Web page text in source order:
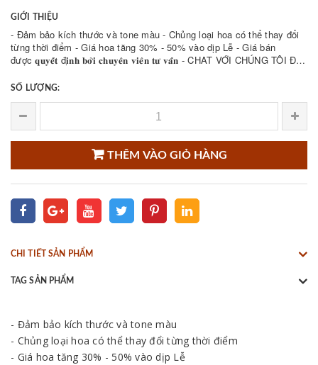
GIỚI THIỆU
- Đảm bảo kích thước và tone màu - Chủng loại hoa có thể thay đổi
từng thời điểm - Giá hoa tăng 30% - 50% vào dịp Lễ - Giá bán
được 𝐪𝐮𝐲𝐞̂́𝐭 đ𝐢̣𝐧𝐡 𝐛𝐨̛̉𝐢 𝐜𝐡𝐮𝐲𝐞̂𝐧 𝐯𝐢𝐞̂𝐧 𝐭𝐮̛ 𝐯𝐚̂́𝐧 - CHAT VỚI CHÚNG TÔI ĐỂ
SỐ LƯỢNG:
THÊM VÀO GIỎ HÀNG
CHI TIẾT SẢN PHẨM
TAG SẢN PHẨM
- Đảm bảo kích thước và tone màu
- Chủng loại hoa có thể thay đổi từng thời điểm
- Giá hoa tăng 30% - 50% vào dịp Lễ